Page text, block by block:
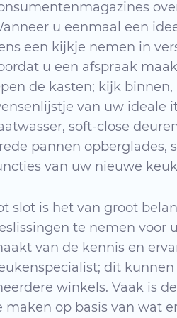
u eenmaal een
een kijkje nemen in
u een afspraak
de kasten; kijk
van uw ideale
soft-close
pannen opberglades,
van uw nieuwe
slot is het van groot
te nemen voor
van de kennis en
dit
winkels. Vaak is
maken op basis van wat